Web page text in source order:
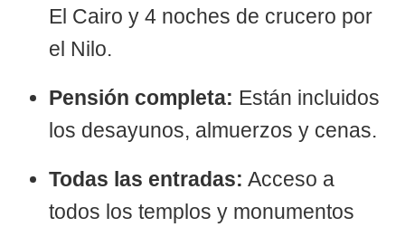
El Cairo y 4 noches de crucero por
el Nilo.
Pensión completa: Están incluidos
los desayunos, almuerzos y cenas.
Todas las entradas: Acceso a
todos los templos y monumentos